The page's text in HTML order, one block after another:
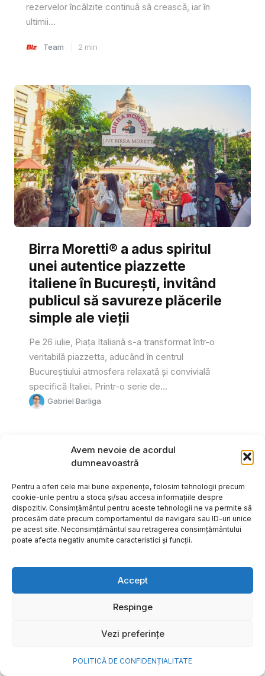
Avem nevoie de acordul
dumneavoastră
Pentru a oferi cele mai bune experiențe, folosim tehnologii precum
cookie-urile pentru a stoca și/sau accesa informațiile despre
dispozitiv. Consimțământul pentru aceste tehnologii ne va permite să
procesăm date precum comportamentul de navigare sau ID-uri unice
pe acest site. Neconsimțământul sau retragerea consimțământului
poate afecta negativ anumite caracteristici și funcții.
Accept
Respinge
Vezi preferințe
POLITICĂ DE CONFIDENȚIALITATE
rezervelor încălzite continuă să crească, iar în
ultimii...
Team 2 min
Birra Moretti® a adus spiritul
unei autentice piazzette
italiene în București, invitând
publicul să savureze plăcerile
simple ale vieții
Pe 26 iulie, Piața Italiană s-a transformat într-o
veritabilă piazzetta, aducând în centrul
Bucureștiului atmosfera relaxată și convivială
specifică Italiei. Printr-o serie de...
Gabriel Barliga
Cum transformi cele mai
o bijuterie Pandora pe care o
porți zi de zi